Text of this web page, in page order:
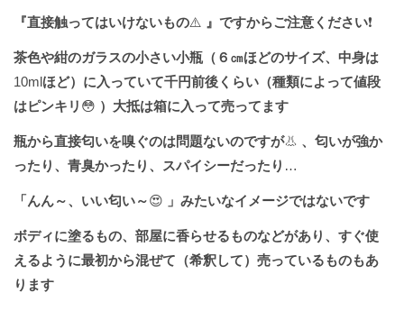
『直接触ってはいけないもの⚠️ 』ですからご注意ください❗️
茶色や紺のガラスの小さい小瓶（６㎝ほどのサイズ、中身は
10mlほど）に入っていて千円前後くらい（種類によって値段
はピンキリ 😳 ）大抵は箱に入って売ってます
瓶から直接匂いを嗅ぐのは問題ないのですが👃 、匂いが強か
ったり、青臭かったり、スパイシーだったり …
「んん～、いい匂い～😍 」みたいなイメージではないです
ボディに塗るもの、部屋に香らせるものなどがあり、すぐ使
えるように最初から混ぜて（希釈して）売っているものもあ
ります